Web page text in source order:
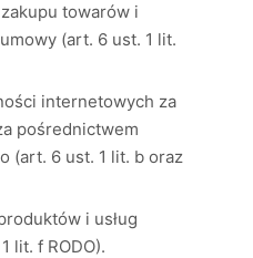
towarów i
(art. 6 ust. 1 lit.
internetowych za
pośrednictwem
(art. 6 ust. 1 lit. b oraz
i usług
lit. f RODO).